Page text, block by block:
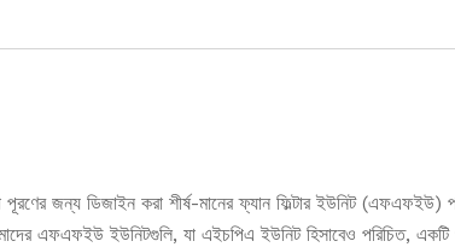
পূরণের জন্য ডিজাইন করা শীর্ষ-মানের ফ্যান ফিল্টার ইউনিট
এফএফইউ ইউনিটগুলি, যা এইচপিএ ইউনিট হিসাবেও পরিচিত, একটি